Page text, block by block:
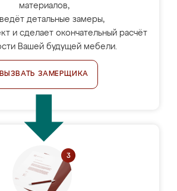
материалов,
детальные замеры,
и сделает окончательный расчёт
Вашей будущей мебели.
ВЫЗВАТЬ ЗАМЕРЩИКА